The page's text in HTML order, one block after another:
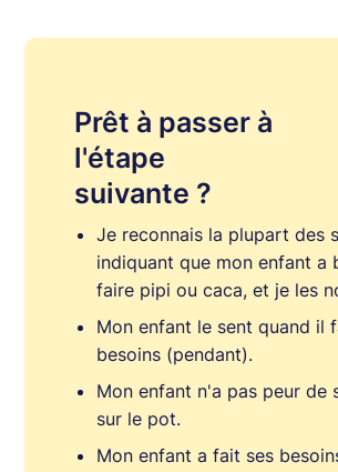
Prêt à passer à
l'étape
suivante ?
Je reconnais la plupart des
indiquant que mon enfant a
faire pipi ou caca, et je les
Mon enfant le sent quand il
besoins (pendant).
Mon enfant n'a pas peur de
sur le pot.
Mon enfant a fait ses